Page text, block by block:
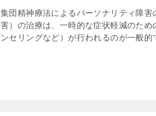
集団精神療法によるパーソナリティ障
害）の治療は、一時的な症状軽減のた
ンセリングなど）が行われるのが一般